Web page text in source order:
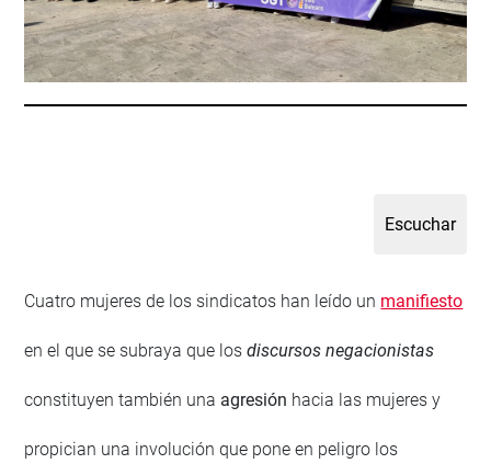
Cuatro mujeres de los sindicatos han leído un manifiesto
en el que se subraya que losdiscursos negacionistas
constituyen también una agresión hacia las mujeres y
propician una involución que pone en peligro los